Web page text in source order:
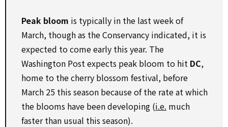
Peak bloom is typically in the last week of
March, though as the Conservancy indicated, it is
expected to come early this year. The
Washington Post expects peak bloom to hit DC,
home to the cherry blossom festival, before
March 25 this season because of the rate at which
the blooms have been developing (i.e. much
faster than usual this season).